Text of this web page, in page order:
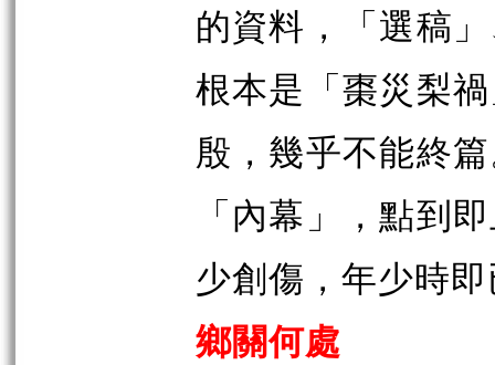
的資料，「選稿
根本是「棗災梨
殷，幾乎不能終
「內幕」，點到
少創傷，年少時
鄉關何處